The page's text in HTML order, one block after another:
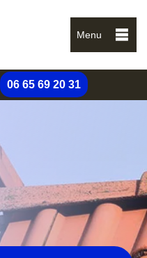
Menu
06 65 69 20 31